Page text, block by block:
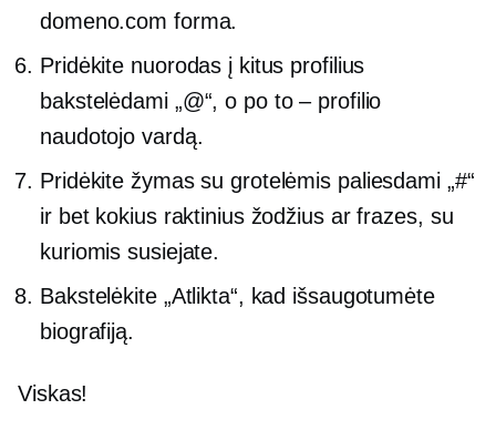
domeno.com forma.
Pridėkite nuorodas į kitus profilius
bakstelėdami „@“, o po to – profilio
naudotojo vardą.
Pridėkite žymas su grotelėmis paliesdami „#“
ir bet kokius raktinius žodžius ar frazes, su
kuriomis susiejate.
Bakstelėkite „Atlikta“, kad išsaugotumėte
biografiją.
Viskas!